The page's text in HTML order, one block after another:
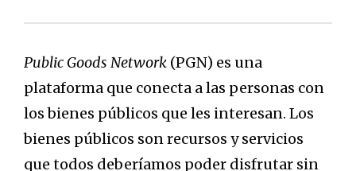
Public Goods Network (PGN) es una
plataforma que conecta a las personas con
los bienes públicos que les interesan. Los
bienes públicos son recursos y servicios
que todos deberíamos poder disfrutar sin